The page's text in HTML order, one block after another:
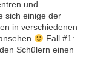
und
sich einige der
in verschiedenen
Fall #1:
Schülern einen